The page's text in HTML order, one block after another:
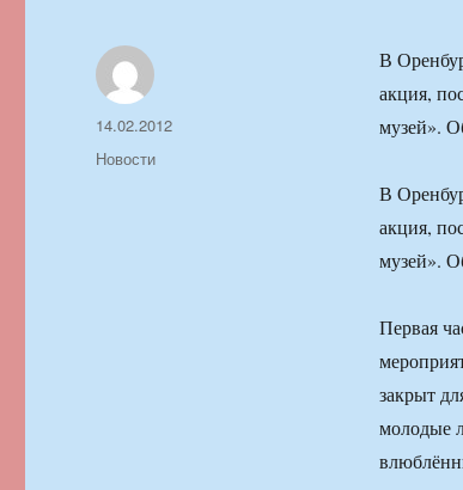
В
акция,
музей».
В
акция,
музей».
Первая
закрыт
молодые
Автор
Опубликовано
14.02.2012
Рубрики
Новости